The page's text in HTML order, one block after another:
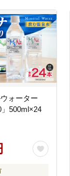
ォーター
」500ml×24